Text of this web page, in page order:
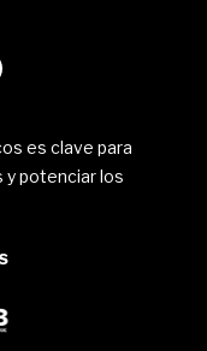
es clave para
potenciar los